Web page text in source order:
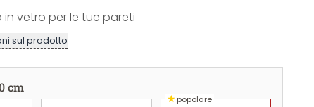
vetro per le tue pareti
sul prodotto
cm
★popolare